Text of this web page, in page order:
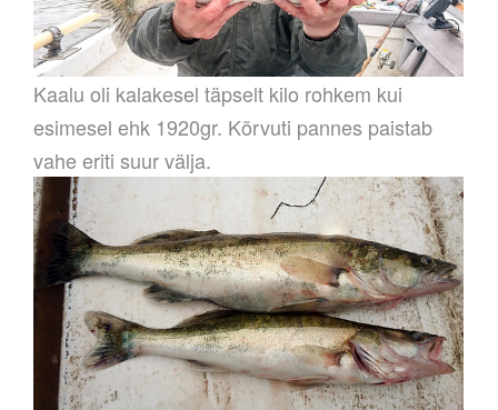
Kaalu oli kalakesel täpselt kilo rohkem kui
esimesel ehk 1920gr. Kõrvuti pannes paistab
vahe eriti suur välja.